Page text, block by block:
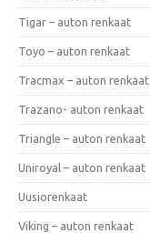
Tigar – auton renkaat
Toyo – auton renkaat
Tracmax – auton renkaat
Trazano- auton renkaat
Triangle – auton renkaat
Uniroyal – auton renkaat
Uusiorenkaat
Viking – auton renkaat